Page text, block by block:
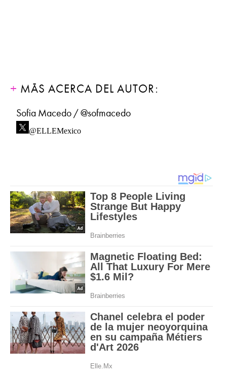
MÁS ACERCA DEL AUTOR:
Sofia Macedo / @sofmacedo
@ELLEMexico